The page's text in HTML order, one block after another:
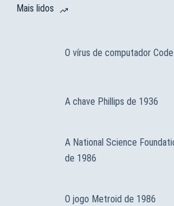
Mais lidos
O vírus de computador
A chave Phillips de 1936
A National Science
de 1986
O jogo Metroid de 1986